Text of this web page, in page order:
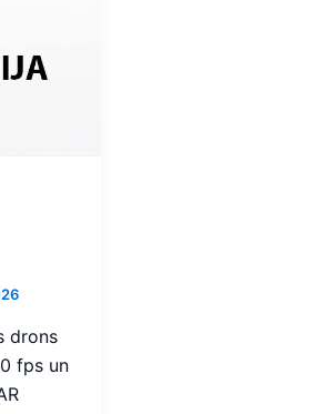
drons
fps un